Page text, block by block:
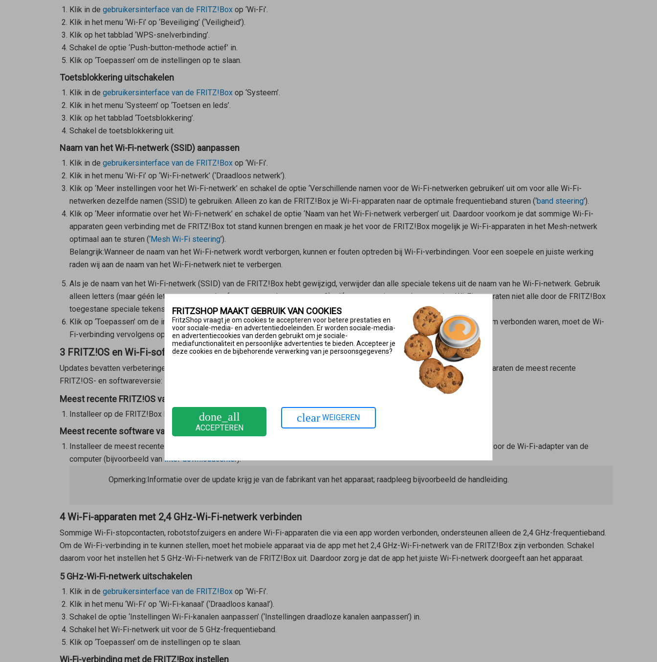
Klik in de gebruikersinterface van de FRITZ!Boxop ‘Wi-Fi’.
Klik in het menu ‘Wi-Fi’ op ‘Beveiliging’ (‘Veiligheid’).
Klik op het tabblad ‘WPS-snelverbinding’.
Schakel de optie ‘Push-button-methode actief’ in.
Klik op ‘Toepassen’ om de instellingen op te slaan.
Toetsblokkering uitschakelen
Klik in de gebruikersinterface van de FRITZ!Boxop ‘Systeem’.
Klik in het menu ‘Systeem’ op ‘Toetsen en leds’.
Klik op het tabblad ‘Toetsblokkering’.
Schakel de toetsblokkering uit.
Naam van het Wi-Fi-netwerk (SSID) aanpassen
Klik in de gebruikersinterface van de FRITZ!Boxop ‘Wi-Fi’.
Klik in het menu ‘Wi-Fi’ op ‘Wi-Fi-netwerk’ (‘Draadloos netwerk’).
Klik op ‘Meer instellingen voor het Wi-Fi-netwerk’ en schakel de optie ‘Verschillende namen voor de Wi-Fi-netwerken gebruiken’ uit om voor alle Wi-Fi-
netwerken dezelfde namen (SSID) te gebruiken. Alleen zo kan de FRITZ!Box je Wi-Fi-apparaten naar de optimale frequentieband sturen (‘band steering’).
Klik op ‘Meer informatie over het Wi-Fi-netwerk’ en schakel de optie ‘Naam van het Wi-Fi-netwerk verbergen’ uit. Daardoor voorkom je dat sommige Wi-Fi-
apparaten geen verbinding met de FRITZ!Box tot stand kunnen brengen en maak je het voor de FRITZ!Box mogelijk je Wi-Fi-apparaten in het Mesh-netwerk
optimaal aan te sturen (‘Mesh Wi-Fi steering’).
Belangrijk:Wanneer de naam van het Wi-Fi-netwerk wordt verborgen, kunnen er fouten optreden bij Wi-Fi-verbindingen. Voor een soepele en juiste werking
raden wij aan de naam van het Wi-Fi-netwerk niet te verbergen.
Als je de naam van het Wi-Fi-netwerk (SSID) van de FRITZ!Box hebt gewijzigd, verwijder dan alle speciale tekens uit de naam van he Wi-Fi-netwerk. Gebruik
alleen letters (maar géén letters met trema’s of met accenttekens en geen ß), cijfers en spaties, omdat sommige Wi-Fi-apparaten niet alle door de FRITZ!Box
toegestane speciale tekens ondersteunen.
Klik op ‘Toepassen’ om de instellingen op te slaan. Als de Wi-Fi-apparaten alleen met het Wi-Fi-netwerk met een andere naam verbonden waren, moet de Wi-
Fi-verbinding vervolgens opnieuw worden ingesteld.
3 FRITZ!OS en Wi-Fi-software bijwerken
Updates bevatten verbeteringen, herstelde fouten en nieuwe functies. Installeer daarom op alle FRITZ!-apparaten en Wi-Fi-apparaten de meest recente
FRITZ!OS- en softwareversie:
Meest recente FRITZ!OS van de FRITZ!Box installeren
Installeer op de FRITZ!Box het meest recente FRITZ!OS
Meest recente software van het Wi-Fi-apparaat installeren
Installeer de meest recente softwareversie voor het Wi-Fi-apparaat (bijvoorbeeld Android, iOS) of de meest recente driver voor de Wi-Fi-adapter van de
computer (bijvoorbeeld van Intel-downloadcenter).
Opmerking:Informatie over de update krijg je van de fabrikant van het apparaat; raadpleeg bijvoorbeeld de handleiding.
4 Wi-Fi-apparaten met 2,4 GHz-Wi-Fi-netwerk verbinden
Sommige Wi-Fi-stopcontacten, robotstofzuigers en andere Wi-Fi-apparaten die via een app worden verbonden, ondersteunen alleen de 2,4 GHz-frequentieband.
Om de Wi-Fi-verbinding in te kunnen stellen, moet het mobiele apparaat via de app met het 2,4 GHz-Wi-Fi-netwerk van de FRITZ!Box zijn verbonden. Schakel
daarom voor het instellen het 5 GHz-Wi-Fi-netwerk van de FRITZ!Box uit. Daardoor zorg je dat de app het juiste Wi-Fi-netwerk doorgeeft aan het apparaat.
5 GHz-Wi-Fi-netwerk uitschakelen
Klik in de gebruikersinterface van de FRITZ!Boxop ‘Wi-Fi’.
Klik in het menu ‘Wi-Fi’ op ‘Wi-Fi-kanaal’ (‘Draadloos kanaal’).
Schakel de optie ‘Instellingen Wi-Fi-kanalen aanpassen’ (‘Instellingen draadloze kanalen aanpassen’) in.
Schakel het Wi-Fi-netwerk uit voor de 5 GHz-frequentieband.
Klik op ‘Toepassen’ om de instellingen op te slaan.
Wi-Fi-verbinding met de FRITZ!Box instellen
FRITZSHOP MAAKT GEBRUIK VAN COOKIES
FritzShop vraagt je om cookies te accepteren voor betere prestaties en
voor sociale-media- en advertentiedoeleinden. Er worden sociale-media-
en advertentiecookies van derden gebruikt om je sociale-
mediafunctionaliteit en persoonlijke advertenties te bieden. Accepteer je
deze cookies en de bijbehorende verwerking van je persoonsgegevens?
done_all
ACCEPTEREN
clear WEIGEREN